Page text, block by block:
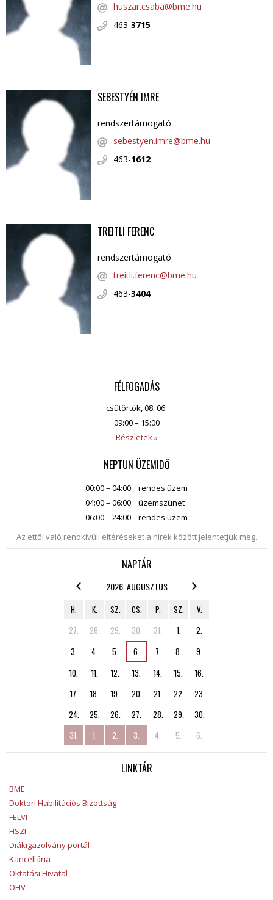
huszar.csaba@bme.hu
463-3715
SEBESTYÉN IMRE
rendszertámogató
sebestyen.imre@bme.hu
463-1612
TREITLI FERENC
rendszertámogató
treitli.ferenc@bme.hu
463-3404
FÉLFOGADÁS
csütörtök, 08. 06.
09:00 – 15:00
Részletek »
NEPTUN ÜZEMIDŐ
00:00 – 04:00
rendes üzem
04:00 – 06:00
üzemszünet
06:00 – 24:00
rendes üzem
Az ettől való rendkívüli eltéréseket a hírek között jelentetjük meg.
NAPTÁR
2026. AUGUSZTUS
H. K. SZ. CS. P. SZ.
V.
27.
28. 29. 30. 31. 1.
2.
3.
4. 5. 6. 7. 8.
9.
10.
11. 12. 13. 14. 15.
16.
17.
18. 19. 20. 21. 22.
23.
24.
25. 26. 27. 28. 29.
30.
31.
1. 2. 3. 4. 5. 6.
LINKTÁR
BME
Doktori Habilitációs Bizottság
FELVI
HSZI
Diákigazolvány portál
Kancellária
Oktatási Hivatal
OHV